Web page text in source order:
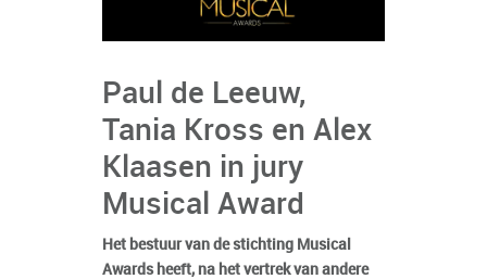
Paul de Leeuw,
Tania Kross en Alex
Klaasen in jury
Musical Award
Het bestuur van de stichting Musical
Awards heeft, na het vertrek van andere